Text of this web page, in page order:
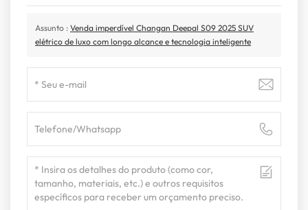
Assunto : Venda imperdível Changan Deepal S09 2025 SUV
elétrico de luxo com longo alcance e tecnologia inteligente